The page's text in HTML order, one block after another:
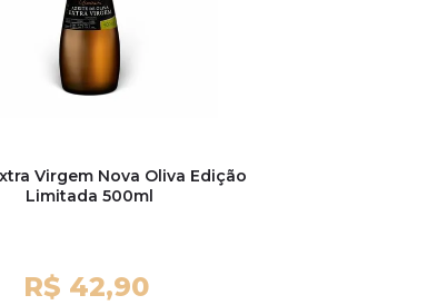
Virgem Nova Oliva Edição
Limitada 500ml
R$ 42,90